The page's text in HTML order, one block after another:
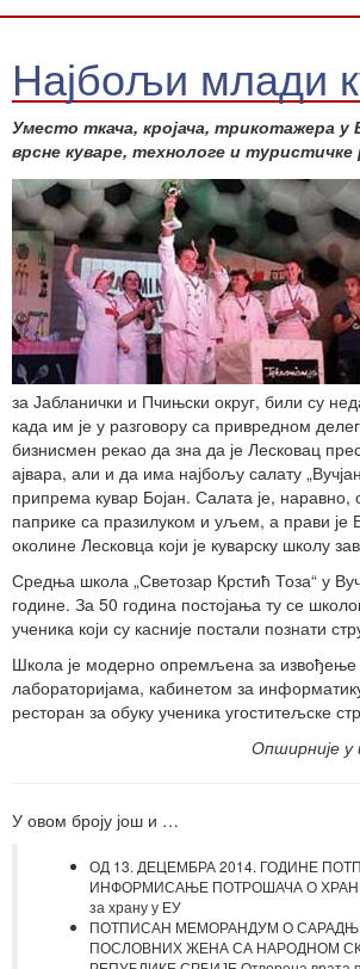
Најбољи млади
Уместо ткача, кројача, трикотажера у
врсне куваре, технологе и туристичке
за Јабланички и Пчињски округ, били су
када им је у разговору са привредном
бизнисмен рекао да зна да је Лесковац
ајвара, али и да има најбољу салату
припрема кувар Бојан. Салата је, наравно,
паприке са празилуком и уљем, а прави је
околине Лесковца који је куварску школу
Средња школа „Светозар Крстић Тоза“ у
године. За 50 година постојања ту се
ученика који су касније постали познати
Школа је модерно опремљена за извођење
лабораторијама, кабинетом за
ресторан за обуку ученика угоститељске
Опширније
У овом броју још и …
ОД 13. ДЕЦЕМБРА 2014. ГОДИНЕ
ИНФОРМИСАЊЕ ПОТРОШАЧА О ХРАНИ
за храну у ЕУ
ПОТПИСАН МЕМОРАНДУМ О
ПОСЛОВНИХ ЖЕНА СА НАРОДНОМ